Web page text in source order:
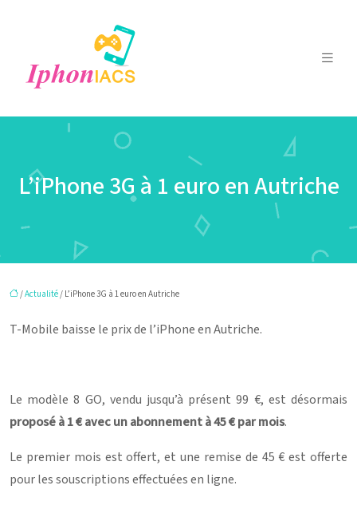
L’iPhone 3G à 1 euro en Autriche
/Actualité/ L’iPhone 3G à 1 euro en Autriche
T-Mobile baisse le prix de l’iPhone en Autriche.
Le modèle 8 GO, vendu jusqu’à présent 99 €, est désormais
proposé à 1 € avec un abonnement à 45 € par mois.
Le premier mois est offert, et une remise de 45 € est offerte
pour les souscriptions effectuées en ligne.